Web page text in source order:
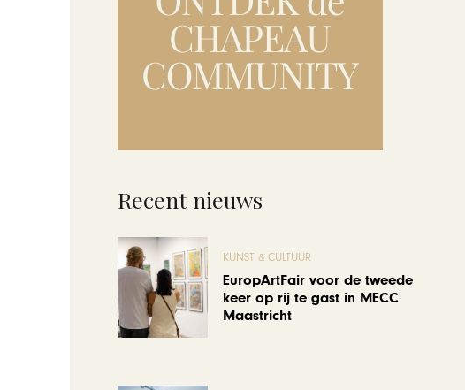
Recent nieuws
KUNST & CULTUUR
EuropArtFair voor de tweede
keer op rij te gast in MECC
Maastricht